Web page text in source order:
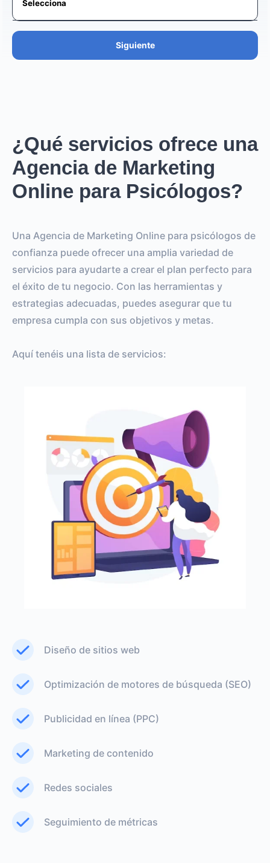
Siguiente
¿Qué servicios ofrece una
Agencia de Marketing
Online para Psicólogos?
Una Agencia de Marketing Online para psicólogos de
confianza puede ofrecer una amplia variedad de
servicios para ayudarte a crear el plan perfecto para
el éxito de tu negocio. Con las herramientas y
estrategias adecuadas, puedes asegurar que tu
empresa cumpla con sus objetivos y metas.
Aquí tenéis una lista de servicios:
Diseño de sitios web
Optimización de motores de búsqueda (SEO)
Publicidad en línea (PPC)
Marketing de contenido
Redes sociales
Seguimiento de métricas